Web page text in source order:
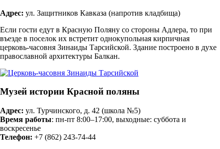
Адрес: ул. Защитников Кавказа (напротив кладбища)
Если гости едут в Красную Поляну со стороны Адлера, то при
въезде в поселок их встретит однокупольная кирпичная
церковь-часовня Зинаиды Тарсийской. Здание построено в духе
православной архитектуры Балкан.
Музей истории Красной поляны
Адрес: ул. Турчинского, д. 42 (школа №5)
Время работы: пн-пт 8:00–17:00, выходные: суббота и
воскресенье
Телефон: +7 (862) 243-74-44